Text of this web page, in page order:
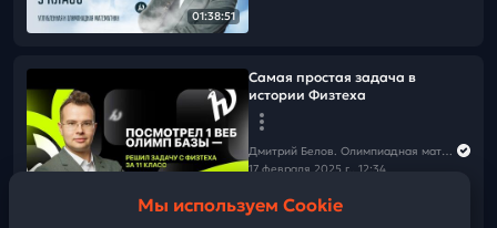
01:38:51
Самая простая задача в
истории Физтеха
Дмитрий Белов. Олимпиадная математика в Школково
17 февраля 2025 г., 12:34
Мы используем Cookie